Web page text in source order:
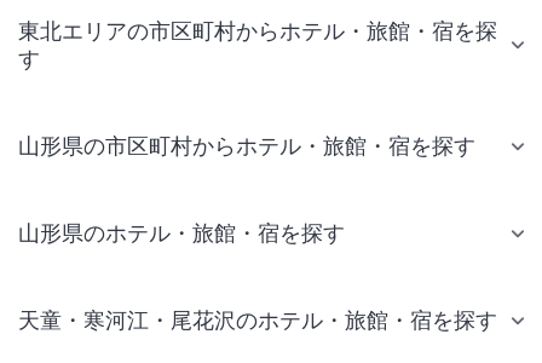
東北エリアの市区町村からホテル・旅館・宿を探
す
山形県の市区町村からホテル・旅館・宿を探す
山形県のホテル・旅館・宿を探す
天童・寒河江・尾花沢のホテル・旅館・宿を探す